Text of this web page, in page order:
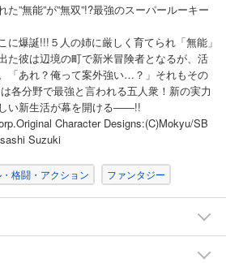
”無能”が”無双”!?最強のスーパールーキー
に爆誕!!!５人の姉に厳しく育てられ「無能」
た彼は辺境の町で新米冒険者となるが、活
「あれ？俺って案外強い…？」それもその
各分野で最強と言われる五人衆！新の実力
い新生活が幕を開ける――!!
Character Designs:(C)Mokyu/SB
Suzuki
格闘・アクション ファンタジー